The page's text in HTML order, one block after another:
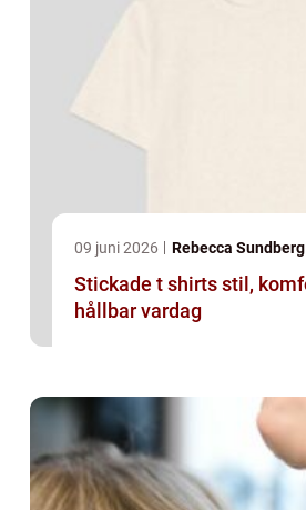
09 juni 2026 Rebecca Sundberg
Stickade t shirts stil, komfort och
hållbar vardag